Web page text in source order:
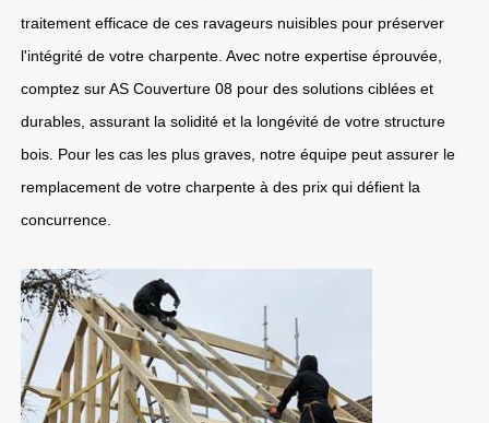
traitement efficace de ces ravageurs nuisibles pour préserver
l'intégrité de votre charpente. Avec notre expertise éprouvée,
comptez sur AS Couverture 08 pour des solutions ciblées et
durables, assurant la solidité et la longévité de votre structure
bois. Pour les cas les plus graves, notre équipe peut assurer le
remplacement de votre charpente à des prix qui défient la
concurrence.